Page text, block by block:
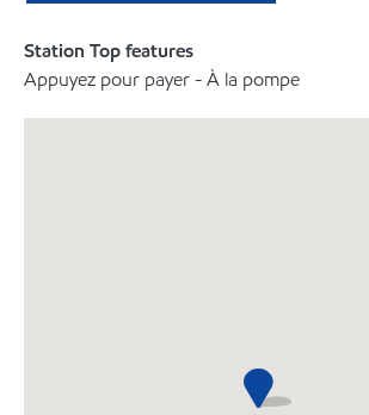
Station Top features
Appuyez pour payer - À la pompe